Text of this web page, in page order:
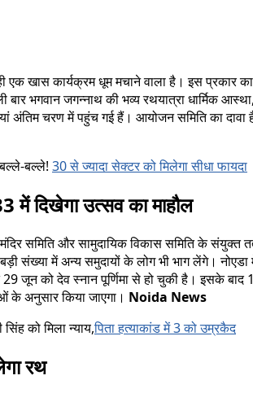
एक खास कार्यक्रम धूम मचाने वाला है। इस प्रकार
बार भगवान जगन्नाथ की भव्य रथयात्रा धार्मिक
अंतिम चरण में पहुंच गई हैं। आयोजन समिति का
बल्ले-बल्ले! 30 से ज्यादा सेक्टर को मिलेगा सीधा फायदा
दिखेगा उत्सव का माहौल
समिति और सामुदायिक विकास समिति के
में अन्य समुदायों के लोग भी भाग लेंगे। नोएडा
29 जून को देव स्नान पूर्णिमा से हो चुकी है। इसके
के अनुसार किया जाएगा। Noida News
सिंह को मिला न्याय,पिता हत्याकांड में 3 को उम्रकैद
रथ